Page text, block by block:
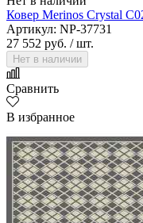
Ковер Merinos Crystal
Артикул: NP-37731
27 552 руб. / шт.
Нет в наличии
Сравнить
В избранное